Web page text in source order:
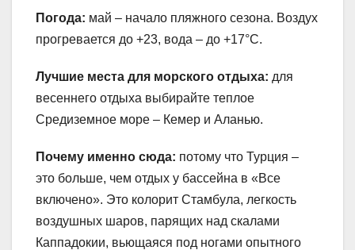
Погода: май – начало пляжного сезона. Воздух
прогревается до +23, вода – до +17°С.
Лучшие места для морского отдыха: для
весеннего отдыха выбирайте теплое
Средиземное море – Кемер и Аланью.
Почему именно сюда: потому что Турция –
это больше, чем отдых у бассейна в «Все
включено». Это колорит Стамбула, легкость
воздушных шаров, парящих над скалами
Каппадокии, вьющаяся под ногами опытного